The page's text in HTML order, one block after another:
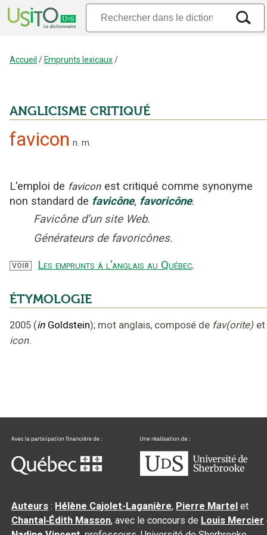
Accueil /Emprunts lexicaux/
ANGLICISME CRITIQUÉ
favicon n. m.
L'emploi de favicon est critiqué comme synonyme
non standard de favicône, favoricône.
Favicône d’un site Web.
Générateurs de favoricônes.
VOIR Les emprunts à l’anglais au Québec.
ÉTYMOLOGIE
2005 (in Goldstein); mot anglais, composé de fav(orite) et
icon.
Auteurs : Hélène Cajolet-Laganière, Pierre Martel et
Chantal‑Édith Masson, avec le concours de Louis Mercier